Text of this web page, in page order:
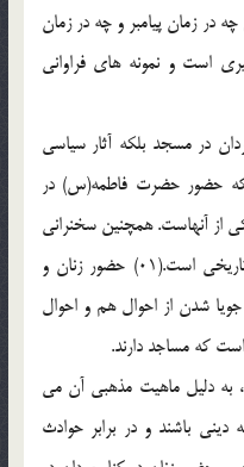
در زمان پیامبر و چه در زمان
است و نمونه های فراوانی
در مسجد بلکه آثار سیاسی
حضور حضرت فاطمه(س) در
آنهاست. همچنین سخنرانی
حضرت زینب در مسجد که از مسلمات تاریخی است.(01) حضور زنان و
شدن از احوال هم و احوال
که مساجد دارند.
به دلیل ماهیت مذهبی آن می
دینی باشند و در برابر حوادث